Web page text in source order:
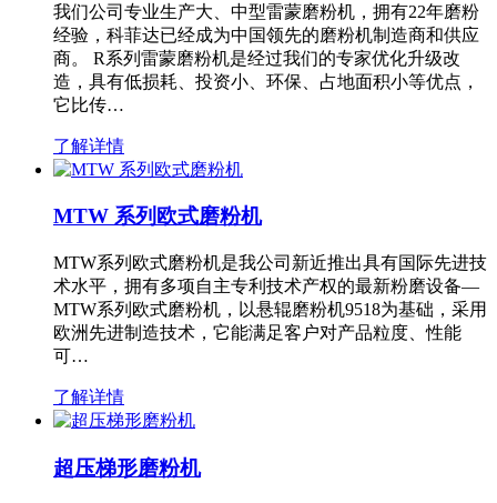
我们公司专业生产大、中型雷蒙磨粉机，拥有22年磨粉
经验，科菲达已经成为中国领先的磨粉机制造商和供应
商。 R系列雷蒙磨粉机是经过我们的专家优化升级改
造，具有低损耗、投资小、环保、占地面积小等优点，
它比传…
了解详情
MTW 系列欧式磨粉机
MTW系列欧式磨粉机是我公司新近推出具有国际先进技
术水平，拥有多项自主专利技术产权的最新粉磨设备—
MTW系列欧式磨粉机，以悬辊磨粉机9518为基础，采用
欧洲先进制造技术，它能满足客户对产品粒度、性能
可…
了解详情
超压梯形磨粉机